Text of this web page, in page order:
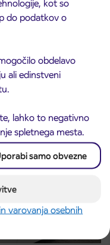
kot so
do podatkov o
obdelavo
ali edinstveni
lahko to negativno
spletnega mesta.
samo obvezne
varovanja osebnih